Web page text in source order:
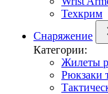
Техкрим
Снаряжение
Категории:
Жилеты
Рюкзаки